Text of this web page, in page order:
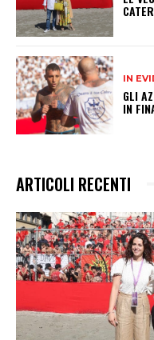
IN
GLI
IN
ARTICOLI RECENTI